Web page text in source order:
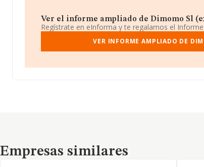
Ver el informe ampliado de Dimomo Sl
Regístrate en eInforma y te regalamos el
VER INFORME AMPLIADO DE
Empresas similares
Empresas similares